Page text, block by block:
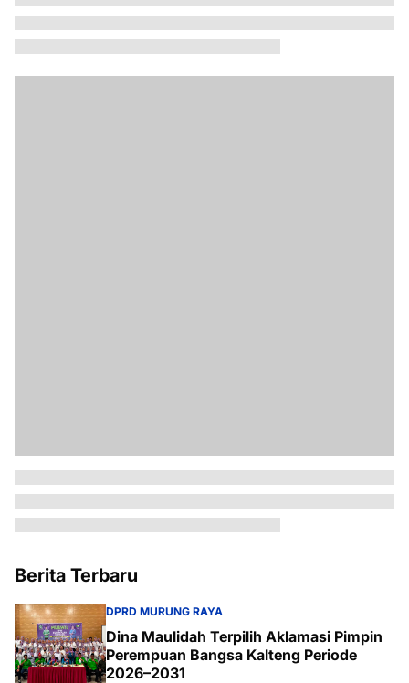
Berita Terbaru
DPRD MURUNG RAYA
Dina Maulidah Terpilih Aklamasi Pimpin
Perempuan Bangsa Kalteng Periode
2026–2031